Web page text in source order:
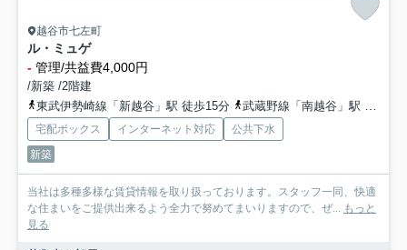
越谷市七左町
ル・ミュゲ
- 管理/共益費4,000円
/新築 /2階建
東武伊勢崎線「新越谷」駅 徒歩15分
武蔵野線「南越谷」駅 徒歩16分
宅配ボックス インターネット対応
公共下水
新築
当社は多種多様な賃貸情報を取り扱っております。スタッフ一同、快適
な住まいをご提供出来るよう全力で努めてまいりますので、ぜ...
もっと
見る